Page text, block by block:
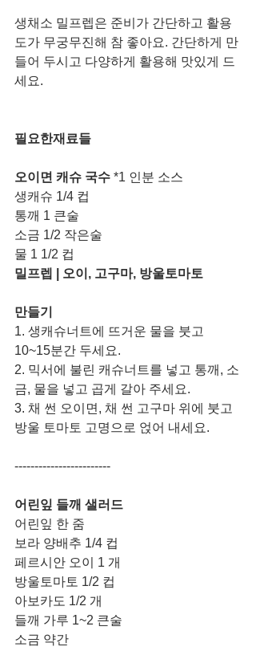
생채소 밀프렙은 준비가 간단하고 활용
도가 무궁무진해 참 좋아요. 간단하게 만
들어 두시고 다양하게 활용해 맛있게 드
세요.
필요한재료들
오이면 캐슈 국수 *1 인분 소스
생캐슈 1/4 컵
통깨 1 큰술
소금 1/2 작은술
물 1 1/2 컵
밀프렙 | 오이, 고구마, 방울토마토
만들기
1. 생캐슈너트에 뜨거운 물을 붓고
10~15분간 두세요.
2. 믹서에 불린 캐슈너트를 넣고 통깨, 소
금, 물을 넣고 곱게 갈아 주세요.
3. 채 썬 오이면, 채 썬 고구마 위에 붓고
방울 토마토 고명으로 얹어 내세요.
------------------------
어린잎 들깨 샐러드
어린잎 한 줌
보라 양배추 1/4 컵
페르시안 오이 1 개
방울토마토 1/2 컵
아보카도 1/2 개
들깨 가루 1~2 큰술
소금 약간